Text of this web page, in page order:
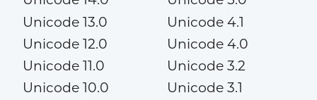
Unicode 13.0
Unicode 12.0
Unicode 11.0
Unicode 10.0
Unicode 4.1
Unicode 4.0
Unicode 3.2
Unicode 3.1